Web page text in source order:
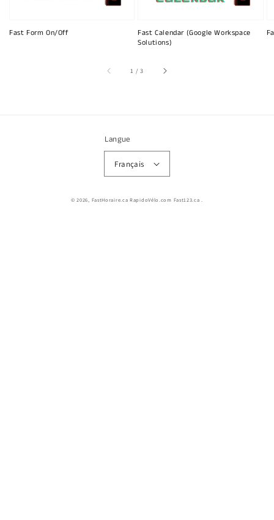
Fast Form On/Off
Fast Calendar (Google Workspace
Solutions)
1 /sur
3
Langue
Français
© 2026, FastHoraire.ca RapidoVélo.com Fast123.ca .